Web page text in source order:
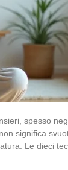
spesso
significa
Le dieci